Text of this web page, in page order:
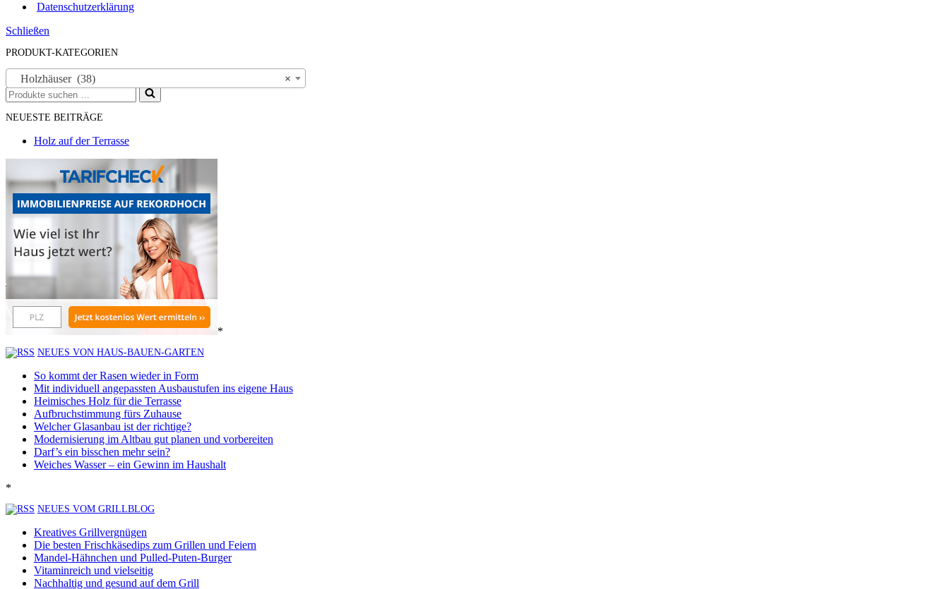
Datenschutzerklärung
Schließen
PRODUKT-KATEGORIEN
×
Holzhäuser (38)
Suchen
nach …
NEUESTE BEITRÄGE
Holz auf der Terrasse
*
NEUES VON HAUS-BAUEN-GARTEN
So kommt der Rasen wieder in Form
Mit individuell angepassten Ausbaustufen ins eigene Haus
Heimisches Holz für die Terrasse
Aufbruchstimmung fürs Zuhause
Welcher Glasanbau ist der richtige?
Modernisierung im Altbau gut planen und vorbereiten
Darf’s ein bisschen mehr sein?
Weiches Wasser – ein Gewinn im Haushalt
*
NEUES VOM GRILLBLOG
Kreatives Grillvergnügen
Die besten Frischkäsedips zum Grillen und Feiern
Mandel-Hähnchen und Pulled-Puten-Burger
Vitaminreich und vielseitig
Nachhaltig und gesund auf dem Grill